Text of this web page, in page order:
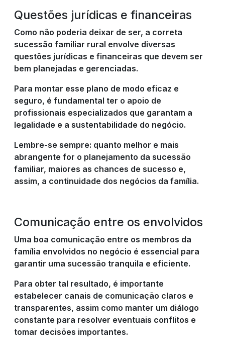
Questões jurídicas e financeiras
Como não poderia deixar de ser, a correta
sucessão familiar rural envolve diversas
questões jurídicas e financeiras que devem ser
bem planejadas e gerenciadas.
Para montar esse plano de modo eficaz e
seguro, é fundamental ter o apoio de
profissionais especializados que garantam a
legalidade e a sustentabilidade do negócio.
Lembre-se sempre: quanto melhor e mais
abrangente for o planejamento da sucessão
familiar, maiores as chances de sucesso e,
assim, a continuidade dos negócios da família.
Comunicação entre os envolvidos
Uma boa comunicação entre os membros da
família envolvidos no negócio é essencial para
garantir uma sucessão tranquila e eficiente.
Para obter tal resultado, é importante
estabelecer canais de comunicação claros e
transparentes, assim como manter um diálogo
constante para resolver eventuais conflitos e
tomar decisões importantes.